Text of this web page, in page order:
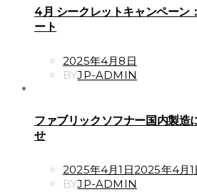
4月 シークレットキャンペーン
ート
POSTED
ON
2025年4月8日
BYJP-ADMIN
ファブリックソフナー国内製造
せ
POSTED
ON
2025年4月1日2025年4月1
BYJP-ADMIN